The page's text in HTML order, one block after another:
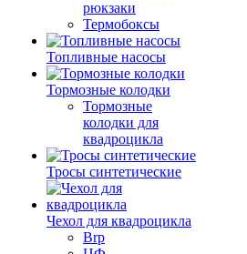
рюкзаки
Термобоксы
Топливные насосы
Тормозные колодки
Тормозные
колодки для
квадроцикла
Тросы синтетические
Чехол для квадроцикла
Brp